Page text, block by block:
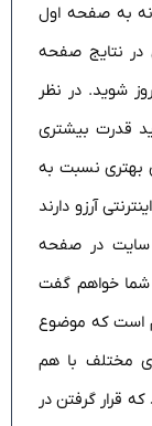
به صفحه اول
در نتایج صفحه
شوید. در نظر
قدرت بیشتری
بهتری نسبت به
آرزو دارند
که در صفحه اول گوگل باشند، اما فقط ۱۰ سایت در صفحه
شما خواهم گفت
است که موضوع
مختلف با هم
قرار گرفتن در